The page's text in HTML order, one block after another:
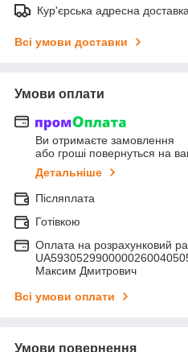
Кур'єрська адресна
Всі умови доставки
Умови оплати
Ви отримаєте замовлення
або гроші повернуться на
Детальніше
Післяплата
Готівкою
Оплата на розрахунковий
Максим Дмитрович
Всі умови оплати
Умови повернення